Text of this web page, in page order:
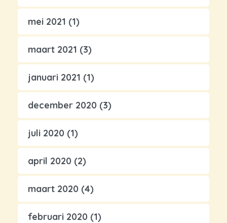
mei 2021 (1)
maart 2021 (3)
januari 2021 (1)
december 2020 (3)
juli 2020 (1)
april 2020 (2)
maart 2020 (4)
februari 2020 (1)